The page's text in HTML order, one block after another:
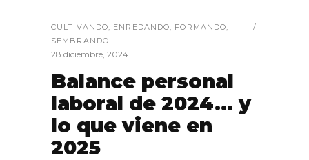
CULTIVANDO, ENREDANDO, FORMANDO,
SEMBRANDO
28 diciembre, 2024
Balance personal
laboral de 2024… y
lo que viene en
2025